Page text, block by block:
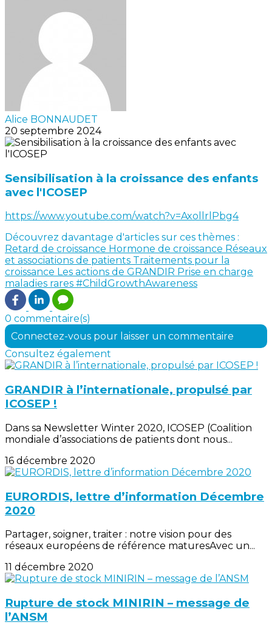
Alice BONNAUDET
20 septembre 2024
Sensibilisation à la croissance des enfants
avec l'ICOSEP
https://www.youtube.com/watch?v=AxollrlPbg4
Découvrez davantage d'articles sur ces thèmes :
Retard de croissance Hormone de croissance Réseaux
et associations de patients Traitements pour la
croissance Les actions de GRANDIR Prise en charge
maladies rares #ChildGrowthAwareness
0 commentaire(s)
Connectez-vous pour laisser un commentaire
Consultez également
GRANDIR à l’internationale, propulsé par
ICOSEP !
Dans sa Newsletter Winter 2020, ICOSEP (Coalition
mondiale d’associations de patients dont nous...
16 décembre 2020
EURORDIS, lettre d’information Décembre
2020
Partager, soigner, traiter : notre vision pour des
réseaux européens de référence maturesAvec un...
11 décembre 2020
Rupture de stock MINIRIN – message de
l’ANSM